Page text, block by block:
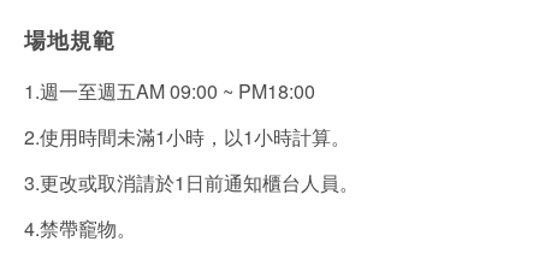
場地規範
1.週一至週五AM 09:00 ~ PM18:00
2.使用時間未滿1小時，以1小時計算。
3.更改或取消請於1日前通知櫃台人員。
4.禁帶竉物。